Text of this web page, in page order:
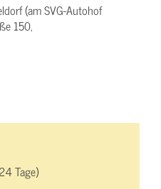
(am SVG-Autohof
150,
Tage)